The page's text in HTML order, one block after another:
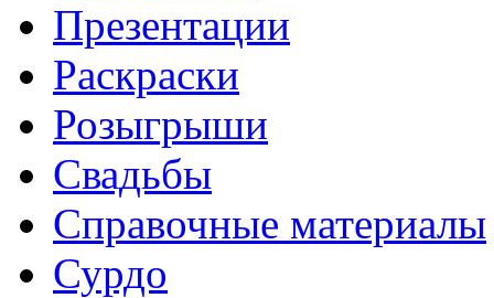
Презентации
Раскраски
Розыгрыши
Свадьбы
Справочные материалы
Сурдо